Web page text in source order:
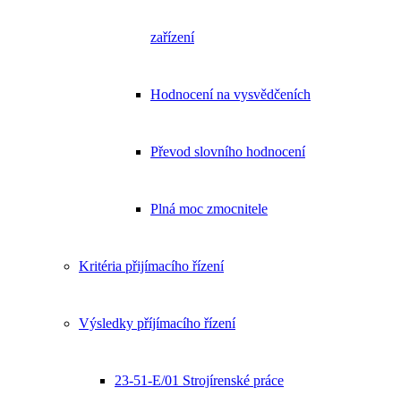
zařízení
Hodnocení na vysvědčeních
Převod slovního hodnocení
Plná moc zmocnitele
Kritéria přijímacího řízení
Výsledky příjímacího řízení
23-51-E/01 Strojírenské práce